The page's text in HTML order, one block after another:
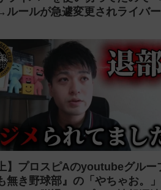
ルールが急遽変更されライバ
】プロスピAのyoutubeグルー
無き野球部』の「やちゃお。